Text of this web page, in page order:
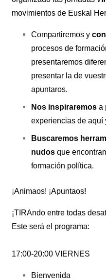
movimientos de Euskal
Compartiremos y
procesos de
presentaremos
presentar la de
apuntaros.
Nos inspiraremos a
experiencias de aquí
Buscaremos
nudos que
formación política.
¡Animaos! ¡Apuntaos!
¡TIRAndo entre todas
Este será el programa:
17:00-20:00 VIERNES
Bienvenida